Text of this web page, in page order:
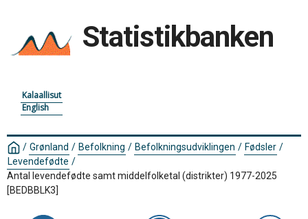
Statistikbanken
Kalaallisut
English
/ Grønland / Befolkning / Befolkningsudviklingen / Fødsler /
Levendefødte /
Antal levendefødte samt middelfolketal (distrikter) 1977-2025
[BEDBBLK3]